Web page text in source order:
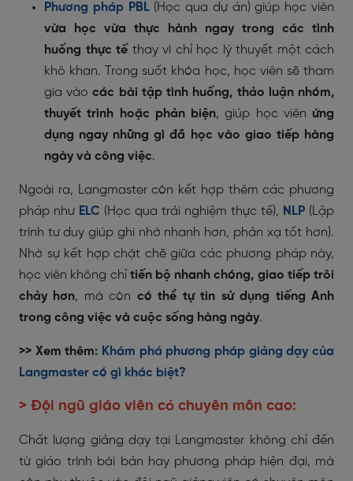
Phương pháp PBL (Học qua dự án) giúp học viên
vừa học vừa thực hành ngay trong các tình
huống thực tế thay vì chỉ học lý thuyết một cách
khô khan. Trong suốt khóa học, học viên sẽ tham
gia vàocác bài tập tình huống, thảo luận nhóm,
thuyết trình hoặc phản biện, giúp học viên ứng
dụng ngay những gì đã học vào giao tiếp hàng
ngày và công việc.
Ngoài ra, Langmaster còn kết hợp thêm các phương
pháp như ELC (Học qua trải nghiệm thực tế), NLP (Lập
trình tư duy giúp ghi nhớ nhanh hơn, phản xạ tốt hơn).
Nhờ sự kết hợp chặt chẽ giữa các phương pháp này,
học viên không chỉ tiến bộ nhanh chóng, giao tiếp trôi
chảy hơn, mà còn có thể tự tin sử dụng tiếng Anh
trong công việc và cuộc sống hàng ngày.
>> Xem thêm: Khám phá phương pháp giảng dạy của
Langmaster có gì khác biệt?
> Đội ngũ giáo viên có chuyên môn cao:
Chất lượng giảng dạy tại Langmaster không chỉ đến
từ giáo trình bài bản hay phương pháp hiện đại, mà